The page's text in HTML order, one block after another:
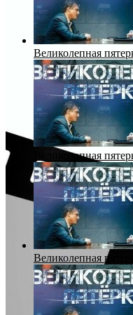
Великолепная
Великолепная
Великолепная